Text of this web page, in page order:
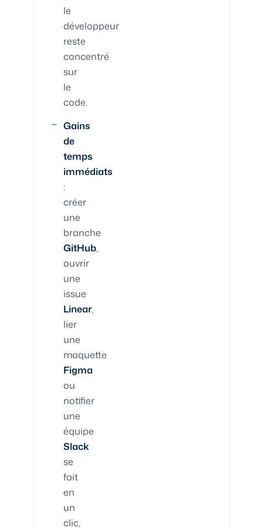
le
développeur
reste
concentré
sur
le
code.
Gains
de
temps
immédiats
:
créer
une
branche
GitHub,
ouvrir
une
issue
Linear,
lier
une
maquette
Figma
ou
notifier
une
équipe
Slack
se
fait
en
un
clic,